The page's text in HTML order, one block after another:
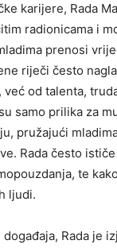
karijere, Rada
radionicama i
prenosi
riječi često
već od talenta,
samo prilika za
pružajući
Rada često
te
ljudi.
Rada je